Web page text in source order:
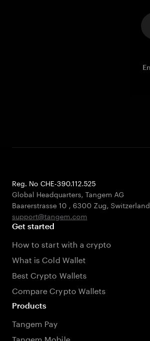
Reg. No CHE-390.112.525
Global Headquarters, Tangem AG
Baarerstrasse 10 , 6300 Zug, Switzerland
support@tangem.com
Get started
How to start with a crypto
What is Cold Wallet
Best Crypto Wallets
Compare Crypto Wallets
Products
Tangem Pay
Tangem Mobile